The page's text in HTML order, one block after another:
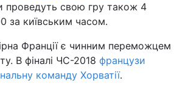
проведуть свою гру також 4
за київським часом.
Франції є чинним переможцем
В фіналі ЧС-2018 французи
команду Хорватії.